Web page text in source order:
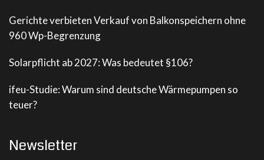
Gerichte verbieten Verkauf von Balkonspeichern ohne
960 Wp-Begrenzung
Solarpflicht ab 2027: Was bedeutet §106?
ifeu-Studie: Warum sind deutsche Wärmepumpen so
teuer?
Newsletter